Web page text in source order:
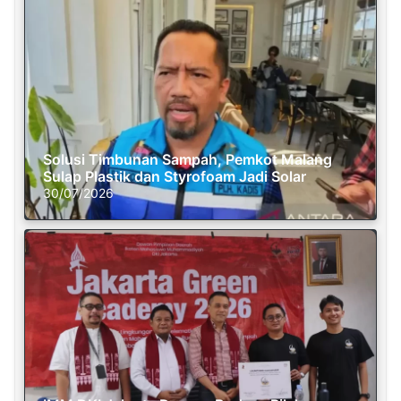
Solusi Timbunan Sampah, Pemkot Malang
Sulap Plastik dan Styrofoam Jadi Solar
30/07/2026